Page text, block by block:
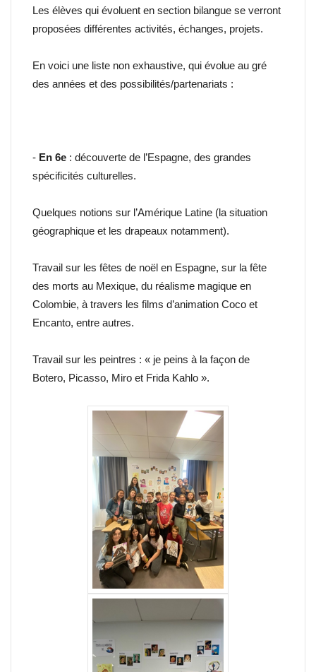
Les élèves qui évoluent en section bilangue se verront
proposées différentes activités, échanges, projets.
En voici une liste non exhaustive, qui évolue au gré
des années et des possibilités/partenariats :
- En 6e : découverte de l’Espagne, des grandes
spécificités culturelles.
Quelques notions sur l’Amérique Latine (la situation
géographique et les drapeaux notamment).
Travail sur les fêtes de noël en Espagne, sur la fête
des morts au Mexique, du réalisme magique en
Colombie, à travers les films d’animation Coco et
Encanto, entre autres.
Travail sur les peintres : « je peins à la façon de
Botero, Picasso, Miro et Frida Kahlo ».